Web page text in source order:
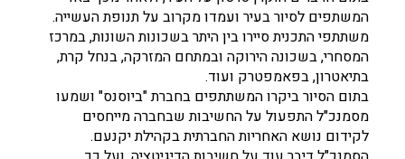
המשתפים לסיור בעיר ועמדו מקרוב על תנופת העשייה.
משתתפי התכנית סיירו בין היתר בשכונות השונות, במרכז
המסחרי, בשכונה הירוקה ובמתחם המזרקה, בנחל קרת,
בתיאטרון, בפאמפטרק ועוד.
בתום הסיור ביקרו המשתתפים בחברת "ביוסנס" ושמעו
מסמנכ"ל התפעול על החשיבות שבחברה מייחסים
לקידום נושא האחריות החברתית בקהילת יקנעם.